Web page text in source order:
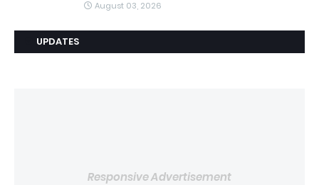
August 03, 2026
UPDATES
Responsive Advertisement